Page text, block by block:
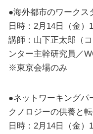
●海外都市のワークス
⽇時：2⽉14⽇（⾦）
講師：⼭下正太郎（
ンター主幹研究員／
※東京会場のみ
●ネットワーキングパ
クノロジーの供養と転
⽇時：2⽉14⽇（⾦）